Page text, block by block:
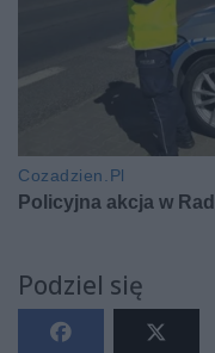
Podziel się